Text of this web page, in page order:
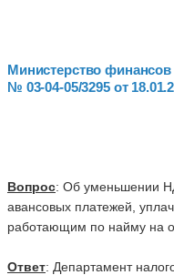
Министерство
№ 03-04-05/3295 от
Вопрос: Об уменьшении
авансовых платежей,
работающим по найму на
Ответ: Департамент